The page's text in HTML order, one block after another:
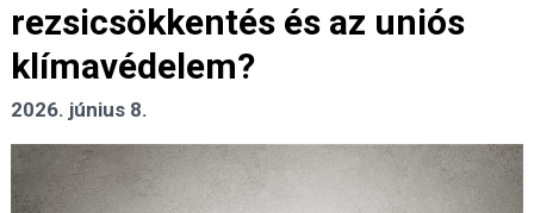
rezsicsökkentés és az uniós
klímavédelem?
2026. június 8.